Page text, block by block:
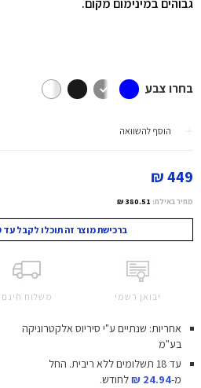
גבוהים במינימום מקום.
בחרו צבע
הוסף להשוואה
449 ₪
מחיר באילת: 380.51 ₪
ברכישת מוצר זה תוכלו לקבל עד 449 נקודות מועדון!
יבואן רשמי משלוח חינם
אחריות: שנתיים ע"י סיריוס אלקטרוניקה
בע"מ
עד 18 תשלומים ללא ריבית.
החל
מ-24.94 ₪ לחודש.